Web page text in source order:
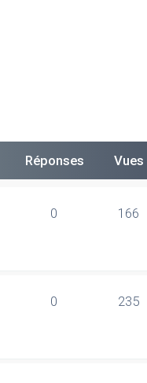
Réponses Vues
0 166
0 235